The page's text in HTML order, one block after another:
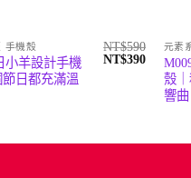
手機殼
小羊設計手機
日都充滿溫
NT$590
原
NT$390目
格：
元素
殼
響曲